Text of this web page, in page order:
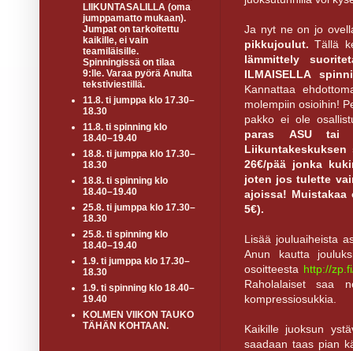
Ja nyt ne on jo
pikkujoulut. Tällä
lämmittely
ILMAISELLA
Kannattaa
molempiin osioihin!
pakko ei ole
paras
ASU tai
26€/pää jonka
joten jos tulette
ajoissa! Muistakaa
5€).
Lisää jouluaiheista
Anun kautta
osoitteesta http://
Raholalaiset saa
kompressiosukkia.
Kaikille juoksun
saadaan taas pian
LIIKUNTASALILLA (oma
jumppamatto mukaan).
Jumpat on tarkoitettu
kaikille, ei vain
teamiläisille.
Spinningissä on tilaa
9:lle. Varaa pyörä Anulta
tekstiviestillä.
11.8. ti jumppa klo 17.30–
18.30
11.8. ti spinning klo
18.40–19.40
18.8. ti jumppa klo 17.30–
18.30
18.8. ti spinning klo
18.40–19.40
25.8. ti jumppa klo 17.30–
18.30
25.8. ti spinning klo
18.40–19.40
1.9. ti jumppa klo 17.30–
18.30
1.9. ti spinning klo 18.40–
19.40
KOLMEN VIIKON TAUKO
TÄHÄN KOHTAAN.